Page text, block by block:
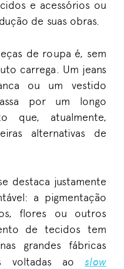
e acessórios ou
de suas obras.
de roupa é, sem
carrega. Um jeans
ou um vestido
por um longo
que, atualmente,
alternativas de
destaca justamente
a pigmentação
flores ou outros
de tecidos tem
grandes fábricas
voltadas ao slow